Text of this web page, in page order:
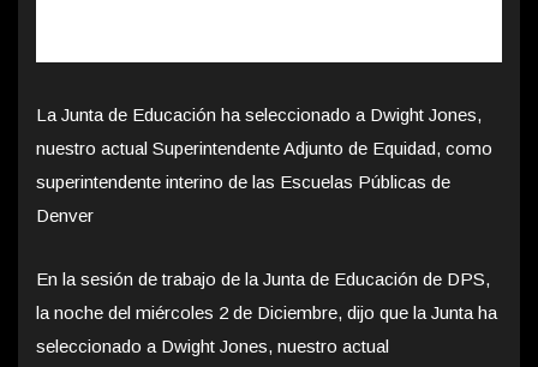
La Junta de Educación ha seleccionado a Dwight Jones,
nuestro actual Superintendente Adjunto de Equidad, como
superintendente interino de las Escuelas Públicas de
Denver
En la sesión de trabajo de la Junta de Educación de DPS,
la noche del miércoles 2 de Diciembre, dijo que la Junta ha
seleccionado a Dwight Jones, nuestro actual